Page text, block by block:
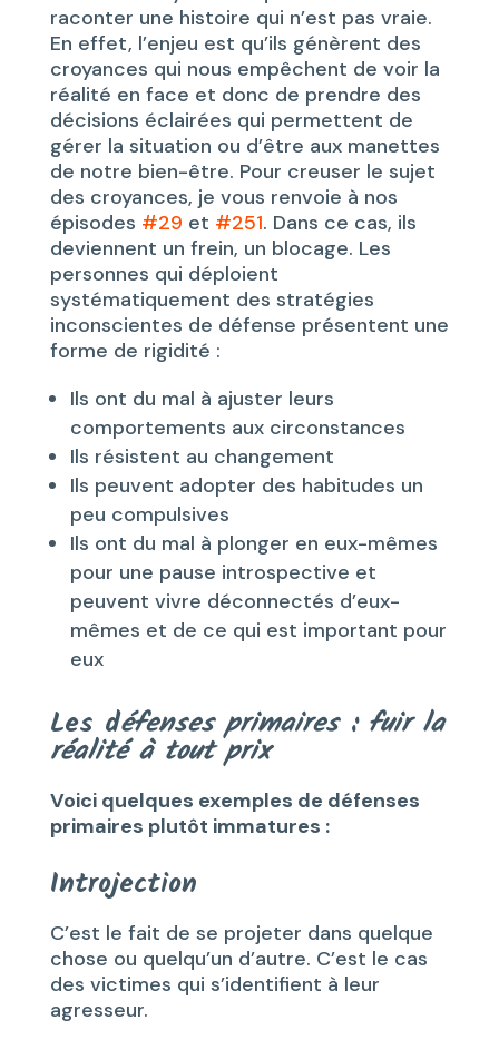
raconter une histoire qui n’est pas vraie.
En effet, l’enjeu est qu’ils génèrent des
croyances qui nous empêchent de voir la
réalité en face et donc de prendre des
décisions éclairées qui permettent de
gérer la situation ou d’être aux manettes
de notre bien-être. Pour creuser le sujet
des croyances, je vous renvoie à nos
épisodes #29 et #251. Dans ce cas, ils
deviennent un frein, un blocage. Les
personnes qui déploient
systématiquement des stratégies
inconscientes de défense présentent une
forme de rigidité :
Ils ont du mal à ajuster leurs
comportements aux circonstances
Ils résistent au changement
Ils peuvent adopter des habitudes un
peu compulsives
Ils ont du mal à plonger en eux-mêmes
pour une pause introspective et
peuvent vivre déconnectés d’eux-
mêmes et de ce qui est important pour
eux
Les défenses primaires : fuir la
réalité à tout prix
Voici quelques exemples de défenses
primaires plutôt immatures :
Introjection
C’est le fait de se projeter dans quelque
chose ou quelqu’un d’autre. C’est le cas
des victimes qui s’identifient à leur
agresseur.